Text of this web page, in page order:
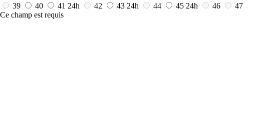
39 40 41 24h 42 43 24h 44 45 24h 46
47
Ce champ est requis